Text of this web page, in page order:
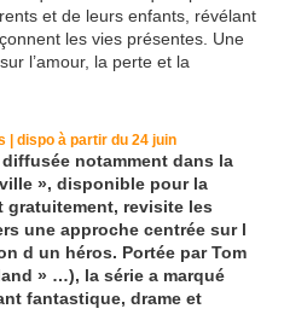
et de leurs enfants, révélant
les vies présentes. Une
l’amour, la perte et la
| dispo à partir du 24 juin
notamment dans la
», disponible pour la
gratuitement, revisite les
une approche centrée sur l
d un héros. Portée par Tom
» …), la série a marqué
fantastique, drame et